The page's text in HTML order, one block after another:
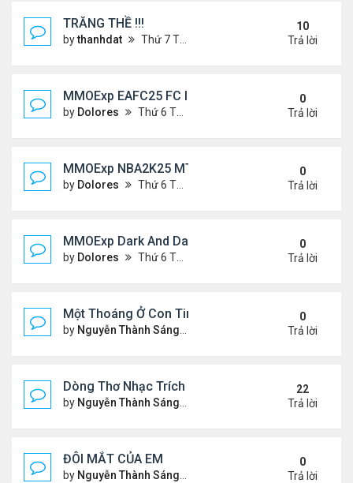
TRĂNG THỀ !!!
bythanhdat Thứ 7 Tháng 7 06, 2024 5:05 pm
10
Trả lời
MMOExp EAFC25 FC IQ: Tactical Overhaul
by Dolores Thứ 6 Tháng 9 27, 2024 6:43 pm
0
Trả lời
MMOExp NBA2K25 MT Stephen Curry
by Dolores Thứ 6 Tháng 9 27, 2024 6:42 pm
0
Trả lời
MMOExp Dark And Darker to levelling up
by Dolores Thứ 6 Tháng 9 27, 2024 6:40 pm
0
Trả lời
Một Thoáng Ở Con Tim
by Nguyễn Thành Sáng Chủ nhật Tháng 8 25, 2024
0
Trả lời
Dòng Thơ Nhạc Trích Đoạn
by Nguyễn Thành Sáng Thứ 6 Tháng 3 15, 2024 9:53
22
Trả lời
ĐÔI MẮT CỦA EM
by Nguyễn Thành Sáng Thứ 3 Tháng 7 30, 2024 9:08
0
Trả lời